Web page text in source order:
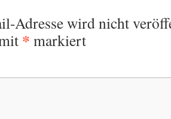
Adresse wird nicht
* markiert